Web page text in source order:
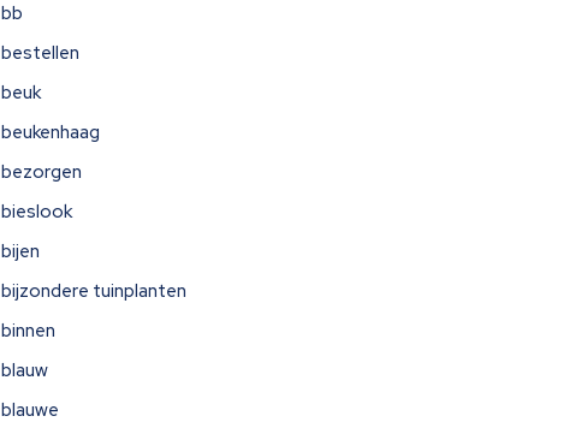
bb
bestellen
beuk
beukenhaag
bezorgen
bieslook
bijen
bijzondere tuinplanten
binnen
blauw
blauwe